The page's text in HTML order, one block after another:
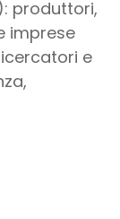
produttori,
imprese
e